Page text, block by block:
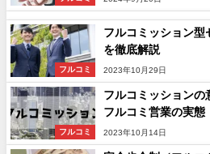
フルコミ
フルコミッション型
を徹底解説
2023年10月29日
フルコミ
フルコミッションの
フルコミ営業の実態
2023年10月14日